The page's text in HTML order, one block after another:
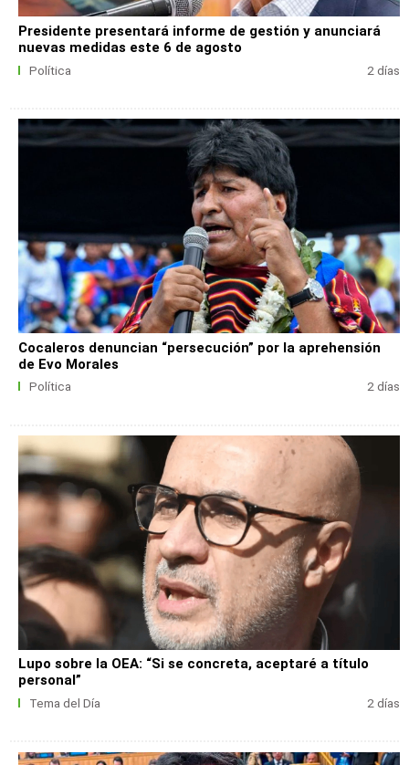
Presidente presentará informe de gestión y anunciará
nuevas medidas este 6 de agosto
Política 2 días
Cocaleros denuncian “persecución” por la aprehensión
de Evo Morales
Política 2 días
Lupo sobre la OEA: “Si se concreta, aceptaré a título
personal”
Tema del Día 2 días